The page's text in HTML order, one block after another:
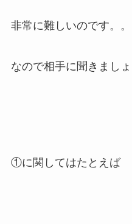
非常に難しいのです。。
なので相手に聞きましょ
①に関してはたとえば